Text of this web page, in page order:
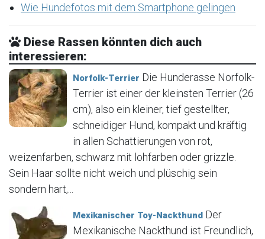
Wie Hundefotos mit dem Smartphone gelingen
Diese Rassen könnten dich auch
interessieren:
Norfolk-Terrier Die Hunderasse Norfolk-
Terrier ist einer der kleinsten Terrier (26
cm), also ein kleiner, tief gestellter,
schneidiger Hund, kompakt und kräftig
in allen Schattierungen von rot,
weizenfarben, schwarz mit lohfarben oder grizzle.
Sein Haar sollte nicht weich und plüschig sein
sondern hart,...
Mexikanischer Toy-Nackthund Der
Mexikanische Nackthund ist Freundlich,